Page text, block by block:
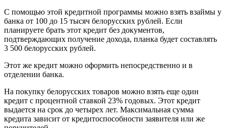
С помощью этой кредитной программы можно взять взаймы у
банка от 100 до 15 тысяч белорусских рублей. Если
планируете брать этот кредит без документов,
подтверждающих получение дохода, планка будет составлять
3 500 белорусских рублей.
Этот же кредит можно оформить непосредственно и в
отделении банка.
На покупку белорусских товаров можно взять еще один
кредит с процентной ставкой 23% годовых. Этот кредит
выдается на срок до четырех лет. Максимальная сумма
кредита зависит от кредитоспособности заявителя или же